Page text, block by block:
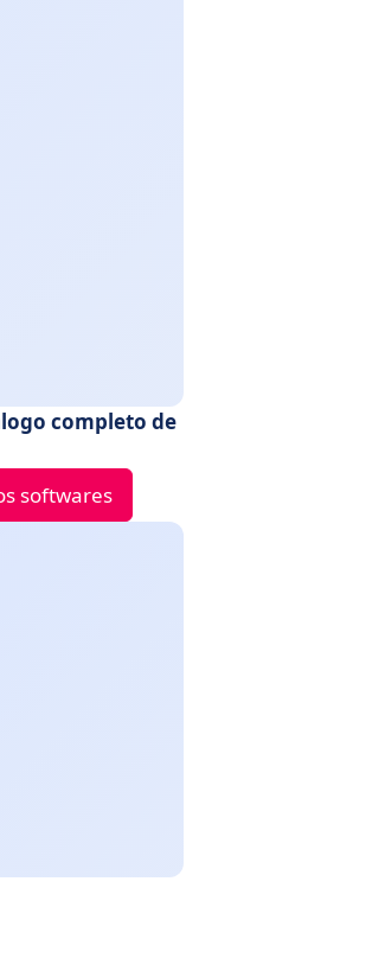
completo de
softwares